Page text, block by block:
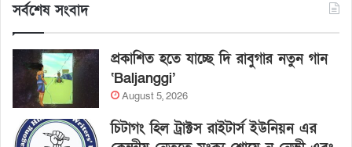
সর্বশেষ সংবাদ
প্রকাশিত হতে যাচ্ছে দি রাবুগার নতুন গান
‘Baljanggi’
August 5, 2026
চিটাগং হিল ট্রাক্টস রাইটার্স ইউনিয়ন এর